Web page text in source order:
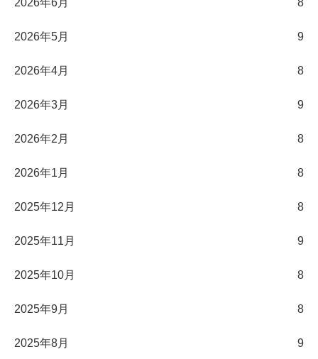
2026年5月 9
2026年4月 8
2026年3月 9
2026年2月 8
2026年1月 8
2025年12月 8
2025年11月 9
2025年10月 8
2025年9月 8
2025年8月 9